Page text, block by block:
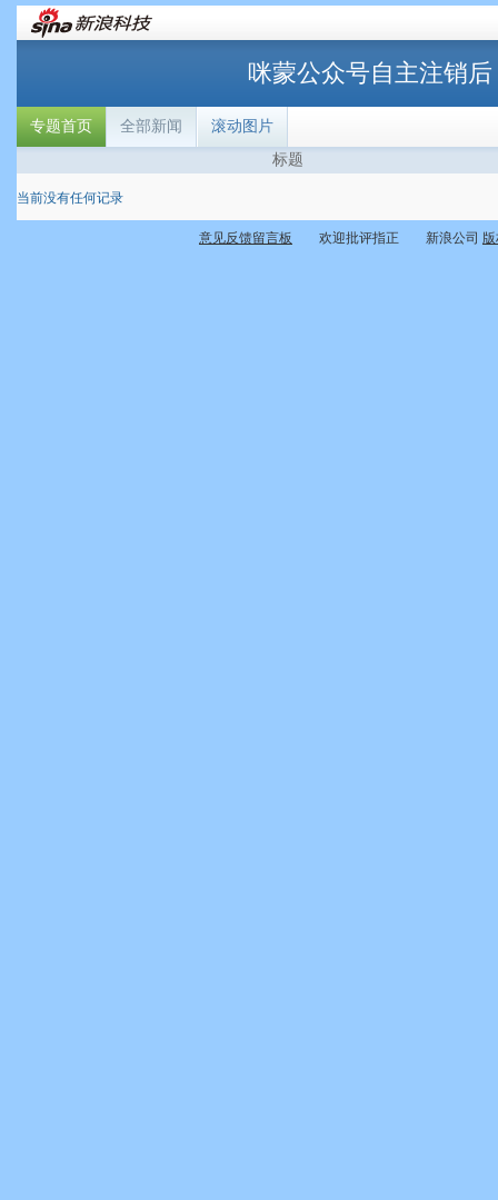
咪蒙公众号自主注销
专题首页 全部新闻
滚动图片
标题
当前没有任何记录
意见反馈留言板 欢迎批评指正 新浪公司